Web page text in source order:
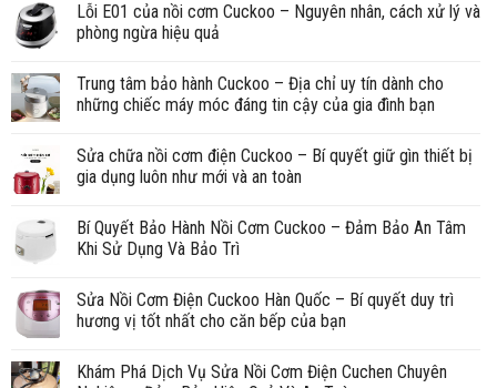
Lỗi E01 của nồi cơm Cuckoo – Nguyên nhân, cách xử lý và
phòng ngừa hiệu quả
Trung tâm bảo hành Cuckoo – Địa chỉ uy tín dành cho
những chiếc máy móc đáng tin cậy của gia đình bạn
Sửa chữa nồi cơm điện Cuckoo – Bí quyết giữ gìn thiết bị
gia dụng luôn như mới và an toàn
Bí Quyết Bảo Hành Nồi Cơm Cuckoo – Đảm Bảo An Tâm
Khi Sử Dụng Và Bảo Trì
Sửa Nồi Cơm Điện Cuckoo Hàn Quốc – Bí quyết duy trì
hương vị tốt nhất cho căn bếp của bạn
Khám Phá Dịch Vụ Sửa Nồi Cơm Điện Cuchen Chuyên